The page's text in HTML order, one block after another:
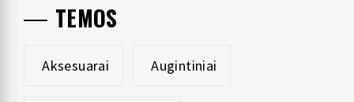
TEMOS
Aksesuarai Augintiniai